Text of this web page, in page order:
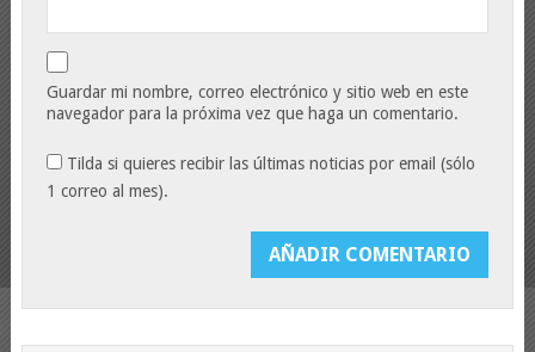
Guardar mi nombre, correo electrónico y sitio web en este
navegador para la próxima vez que haga un comentario.
Tilda si quieres recibir las últimas noticias por email (sólo
1 correo al mes).